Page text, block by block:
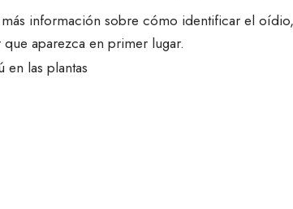
información sobre cómo identificar el
aparezca en primer lugar.